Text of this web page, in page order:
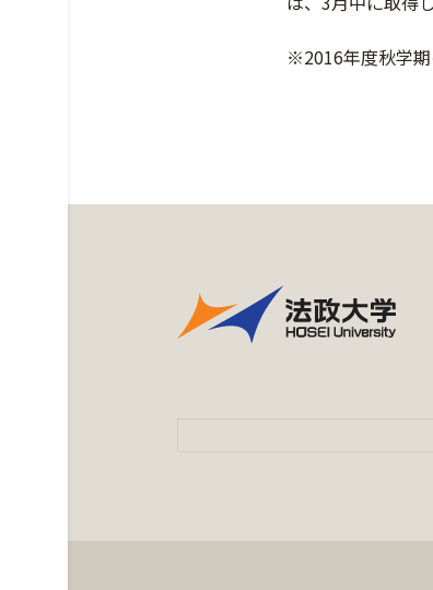
※2016年度秋学期